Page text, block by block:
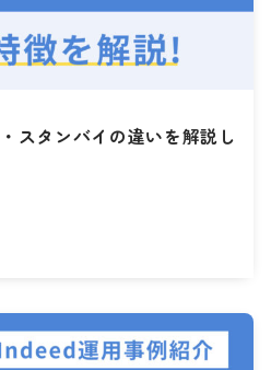
スタンバイの違いを解説し